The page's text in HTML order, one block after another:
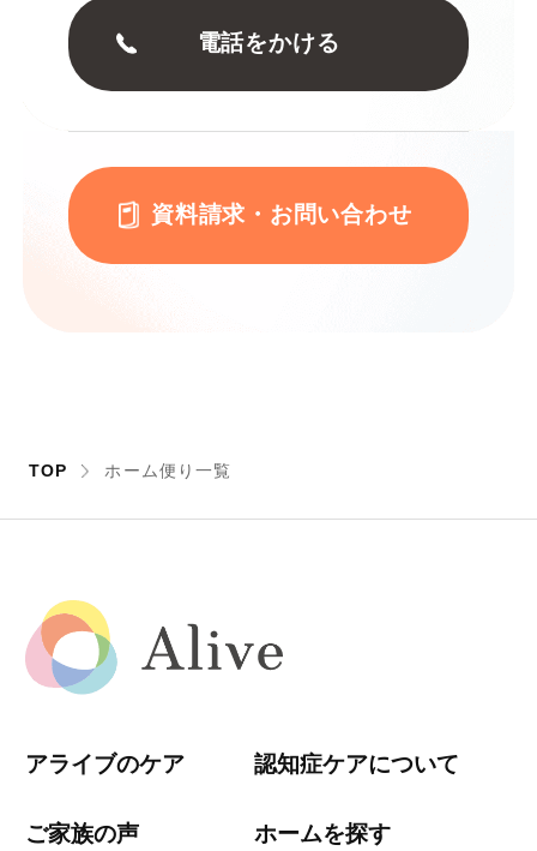
電話をかける
資料請求・お問い合わせ
TOP ホーム便り一覧
アライブのケア 認知症ケアについて
ご家族の声 ホームを探す